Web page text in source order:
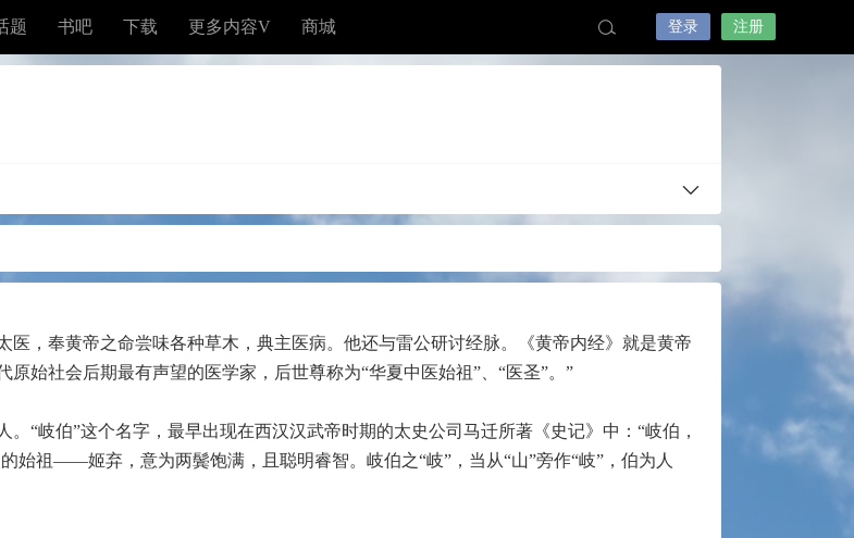
题 书吧 下载 更多内容V 商城 登录 注册
医，奉黄帝之命尝味各种草木，典主医病。他还与雷公研讨经脉。《黄帝内经》就是黄帝
始社会后期最有声望的医学家，后世尊称为“华夏中医始祖”、“医圣”。”
“岐伯”这个名字，最早出现在西汉汉武帝时期的太史公司马迁所著《史记》中：“岐伯，
的始祖——姬弃，意为两鬓饱满，且聪明睿智。岐伯之“岐”，当从“山”旁作“岐”，伯为人